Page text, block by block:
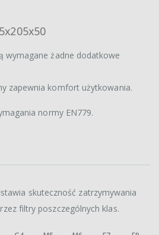
wymagane żadne dodatkowe
zapewnia komfort użytkowania.
normy EN779.
skuteczność zatrzymywania
filtry poszczególnych klas.